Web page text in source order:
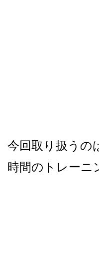
今回取り扱うの
時間のトレーニ